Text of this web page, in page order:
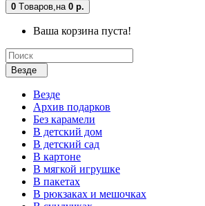
0 Tоваров, на 0 р.
Ваша корзина пуста!
Везде
Везде
Архив подарков
Без карамели
В детский дом
В детский сад
В картоне
В мягкой игрушке
В пакетах
В рюкзаках и мешочках